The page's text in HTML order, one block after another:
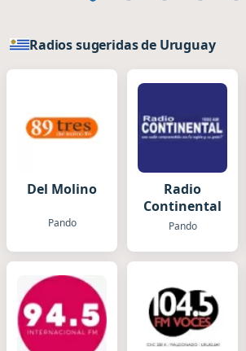
Radios sugeridas de Uruguay
Del Molino
Pando
Radio
Continental
Pando